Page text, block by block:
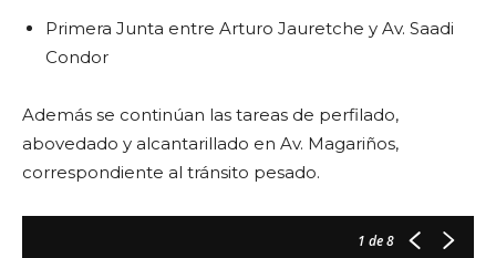
Primera Junta entre Arturo Jauretche y Av. Saadi
Condor
Además se continúan las tareas de perfilado,
abovedado y alcantarillado en Av. Magariños,
correspondiente al tránsito pesado.
1 de 8